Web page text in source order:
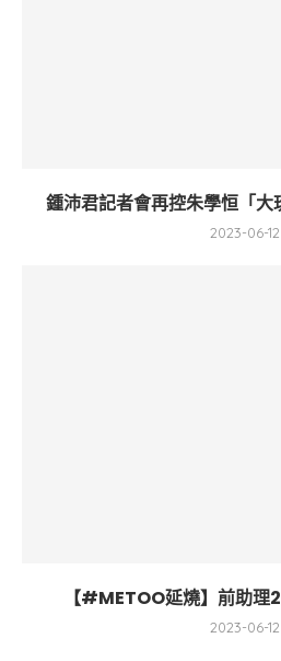
鍾沛君記者會再控朱學恒「
2023-06-12
【#METOO延燒】前助理
2023-06-12